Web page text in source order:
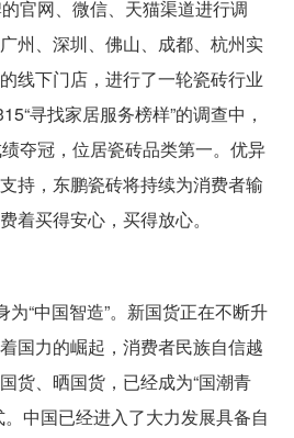
官网、微信、天猫渠道进行调
州、深圳、佛山、成都、杭州实
线下门店，进行了一轮瓷砖行业
寻找家居服务榜样”的调查中，
夺冠，位居瓷砖品类第一。优异
持，东鹏瓷砖将持续为消费者输
着买得安心，买得放心。
为“中国智造”。新国货正在不断升
国力的崛起，消费者民族自信越
货、晒国货，已经成为“国潮青
中国已经进入了大力发展具备自